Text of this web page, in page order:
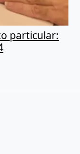
particular: